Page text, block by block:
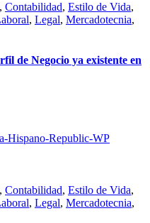
, Contabilidad, Estilo de Vida,
, Legal, Mercadotecnia,
de Negocio ya existente en
, Contabilidad, Estilo de Vida,
, Legal, Mercadotecnia,